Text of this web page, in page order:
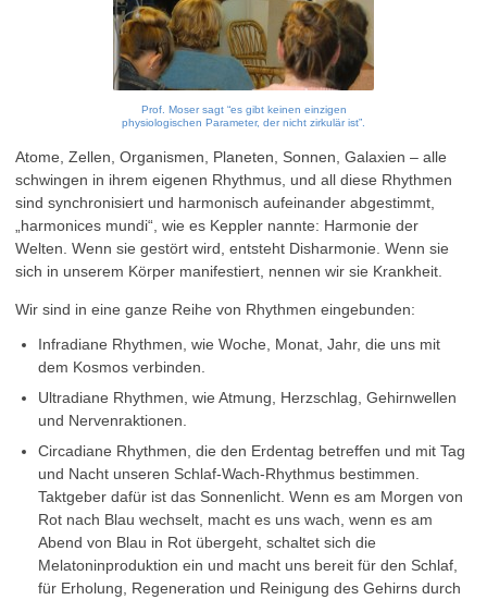
Prof. Moser sagt “es gibt keinen einzigen
physiologischen Parameter, der nicht zirkulär ist”.
Atome, Zellen, Organismen, Planeten, Sonnen, Galaxien – alle
schwingen in ihrem eigenen Rhythmus, und all diese Rhythmen
sind synchronisiert und harmonisch aufeinander abgestimmt,
„harmonices mundi“, wie es Keppler nannte: Harmonie der
Welten. Wenn sie gestört wird, entsteht Disharmonie. Wenn sie
sich in unserem Körper manifestiert, nennen wir sie Krankheit.
Wir sind in eine ganze Reihe von Rhythmen eingebunden:
Infradiane Rhythmen, wie Woche, Monat, Jahr, die uns mit
dem Kosmos verbinden.
Ultradiane Rhythmen, wie Atmung, Herzschlag, Gehirnwellen
und Nervenraktionen.
Circadiane Rhythmen, die den Erdentag betreffen und mit Tag
und Nacht unseren Schlaf-Wach-Rhythmus bestimmen.
Taktgeber dafür ist das Sonnenlicht. Wenn es am Morgen von
Rot nach Blau wechselt, macht es uns wach, wenn es am
Abend von Blau in Rot übergeht, schaltet sich die
Melatoninproduktion ein und macht uns bereit für den Schlaf,
für Erholung, Regeneration und Reinigung des Gehirns durch